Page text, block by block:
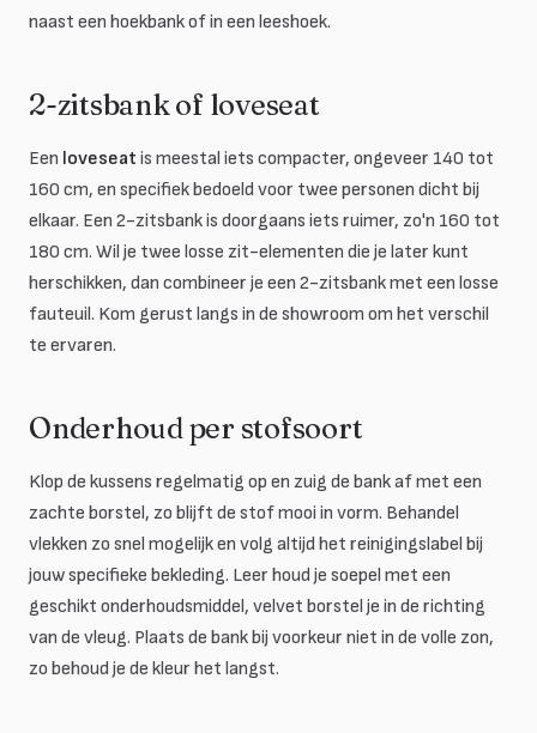
naast een hoekbank of in een leeshoek.
2-zitsbank of loveseat
Een loveseat is meestal iets compacter, ongeveer 140 tot
160 cm, en specifiek bedoeld voor twee personen dicht bij
elkaar. Een 2-zitsbank is doorgaans iets ruimer, zo'n 160 tot
180 cm. Wil je twee losse zit-elementen die je later kunt
herschikken, dan combineer je een 2-zitsbank met een losse
fauteuil. Kom gerust langs in de showroom om het verschil
te ervaren.
Onderhoud per stofsoort
Klop de kussens regelmatig op en zuig de bank af met een
zachte borstel, zo blijft de stof mooi in vorm. Behandel
vlekken zo snel mogelijk en volg altijd het reinigingslabel bij
jouw specifieke bekleding. Leer houd je soepel met een
geschikt onderhoudsmiddel, velvet borstel je in de richting
van de vleug. Plaats de bank bij voorkeur niet in de volle zon,
zo behoud je de kleur het langst.